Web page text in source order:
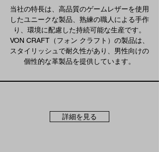
当社の特長は、高品質のゲームレザーを使用
したユニークな製品、熟練の職人による手作
り、環境に配慮した持続可能な生産です。
VON CRAFT（フォン クラフト）の製品は、
スタイリッシュで耐久性があり、男性向けの
個性的な革製品を提供しています。
詳細を見る